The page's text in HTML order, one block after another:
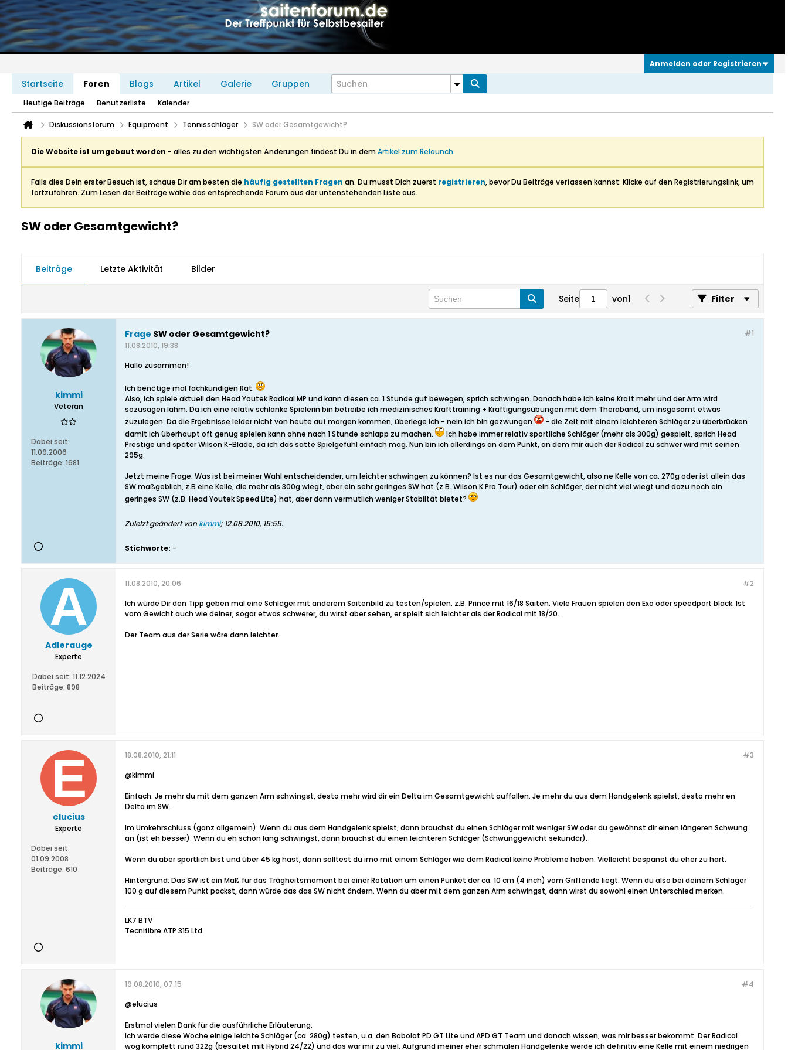
Anmelden oder Registrieren
Startseite Foren Blogs Artikel Galerie Gruppen
Heutige Beiträge Benutzerliste Kalender
Diskussionsforum Equipment Tennisschläger SW oder Gesamtgewicht?
Die Website ist umgebaut worden - alles zu den wichtigsten Änderungen findest Du in demArtikel zum Relaunch.
Falls dies Dein erster Besuch ist, schaue Dir am besten die häufig gestellten Fragen an. Du musst Dich zuerst registrieren, bevor Du Beiträge verfassen kannst: Klicke auf den Registrierungslink, um
fortzufahren. Zum Lesen der Beiträge wähle das entsprechende Forum aus der untenstehenden Liste aus.
SW oder Gesamtgewicht?
Beiträge Letzte Aktivität Bilder
Seite von1 Filter
kimmi
Veteran
Dabei seit:
11.09.2006
Beiträge: 1681
#1
Frage SW oder Gesamtgewicht?
11.08.2010, 19:38
Hallo zusammen!
Ich benötige mal fachkundigen Rat.
Also, ich spiele aktuell den Head Youtek Radical MP und kann diesen ca. 1 Stunde gut bewegen, sprich schwingen. Danach habe ich keine Kraft mehr und der Arm wird
sozusagen lahm. Da ich eine relativ schlanke Spielerin bin betreibe ich medizinisches Krafttraining + Kräftigungsübungen mit dem Theraband, um insgesamt etwas
zuzulegen. Da die Ergebnisse leider nicht von heute auf morgen kommen, überlege ich - nein ich bin gezwungen
- die Zeit mit einem leichteren Schläger zu überbrücken
damit ich überhaupt oft genug spielen kann ohne nach 1 Stunde schlapp zu machen.
Ich habe immer relativ sportliche Schläger (mehr als 300g) gespielt, sprich Head
Prestige und später Wilson K-Blade, da ich das satte Spielgefühl einfach mag. Nun bin ich allerdings an dem Punkt, an dem mir auch der Radical zu schwer wird mit seinen
295g.
Jetzt meine Frage: Was ist bei meiner Wahl entscheidender, um leichter schwingen zu können? Ist es nur das Gesamtgewicht, also ne Kelle von ca. 270g oder ist allein das
SW maßgeblich, z.B eine Kelle, die mehr als 300g wiegt, aber ein sehr geringes SW hat (z.B. Wilson K Pro Tour) oder ein Schläger, der nicht viel wiegt und dazu noch ein
geringes SW (z.B. Head Youtek Speed Lite) hat, aber dann vermutlich weniger Stabiltät bietet?
Zuletzt geändert von kimmi; 12.08.2010, 15:55.
Stichworte: -
Adlerauge
Experte
Dabei seit: 11.12.2024
Beiträge: 898
#2
11.08.2010, 20:06
Ich würde Dir den Tipp geben mal eine Schläger mit anderem Saitenbild zu testen/spielen. z.B. Prince mit 16/18 Saiten. Viele Frauen spielen den Exo oder speedport black. Ist
vom Gewicht auch wie deiner, sogar etwas schwerer, du wirst aber sehen, er spielt sich leichter als der Radical mit 18/20.
Der Team aus der Serie wäre dann leichter.
elucius
Experte
Dabei seit:
01.09.2008
Beiträge: 610
#3
18.08.2010, 21:11
@kimmi
Einfach: Je mehr du mit dem ganzen Arm schwingst, desto mehr wird dir ein Delta im Gesamtgewicht auffallen. Je mehr du aus dem Handgelenk spielst, desto mehr en
Delta im SW.
Im Umkehrschluss (ganz allgemein): Wenn du aus dem Handgelenk spielst, dann brauchst du einen Schläger mit weniger SW oder du gewöhnst dir einen längeren Schwung
an (ist eh besser). Wenn du eh schon lang schwingst, dann brauchst du einen leichteren Schläger (Schwunggewicht sekundär).
Wenn du aber sportlich bist und über 45 kg hast, dann solltest du imo mit einem Schläger wie dem Radical keine Probleme haben. Vielleicht bespanst du eher zu hart.
Hintergrund: Das SW ist ein Maß für das Trägheitsmoment bei einer Rotation um einen Punket der ca. 10 cm (4 inch) vom Griffende liegt. Wenn du also bei deinem Schläger
100 g auf diesem Punkt packst, dann würde das das SW nicht ändern. Wenn du aber mit dem ganzen Arm schwingst, dann wirst du sowohl einen Unterschied merken.
LK7 BTV
Tecnifibre ATP 315 Ltd.
kimmi
#4
19.08.2010, 07:15
@elucius
Erstmal vielen Dank für die ausführliche Erläuterung.
Ich werde diese Woche einige leichte Schläger (ca. 280g) testen, u.a. den Babolat PD GT Lite und APD GT Team und danach wissen, was mir besser bekommt. Der Radical
wog komplett rund 322g (besaitet mit Hybrid 24/22) und das war mir zu viel. Aufgrund meiner eher schmalen Handgelenke werde ich definitiv eine Kelle mit einem niedrigen